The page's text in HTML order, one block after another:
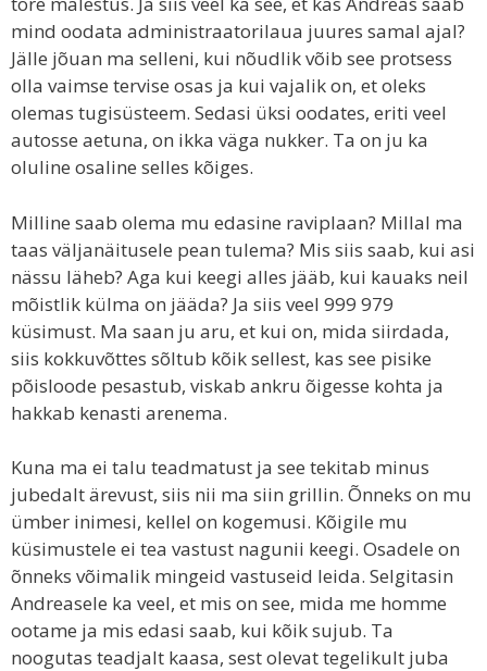
mind oodata administraatorilaua juures samal ajal?
Jälle jõuan ma selleni, kui nõudlik võib see protsess
olla vaimse tervise osas ja kui vajalik on, et oleks
olemas tugisüsteem. Sedasi üksi oodates, eriti veel
autosse aetuna, on ikka väga nukker. Ta on ju ka
oluline osaline selles kõiges.
Milline saab olema mu edasine raviplaan? Millal ma
taas väljanäitusele pean tulema? Mis siis saab, kui asi
nässu läheb? Aga kui keegi alles jääb, kui kauaks neil
mõistlik külma on jääda? Ja siis veel 999 979
küsimust. Ma saan ju aru, et kui on, mida siirdada,
siis kokkuvõttes sõltub kõik sellest, kas see pisike
põisloode pesastub, viskab ankru õigesse kohta ja
hakkab kenasti arenema.
Kuna ma ei talu teadmatust ja see tekitab minus
jubedalt ärevust, siis nii ma siin grillin. Õnneks on mu
ümber inimesi, kellel on kogemusi. Kõigile mu
küsimustele ei tea vastust nagunii keegi. Osadele on
õnneks võimalik mingeid vastuseid leida. Selgitasin
Andreasele ka veel, et mis on see, mida me homme
ootame ja mis edasi saab, kui kõik sujub. Ta
noogutas teadjalt kaasa, sest olevat tegelikult juba